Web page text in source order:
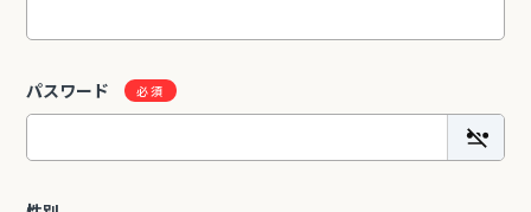
アームソファ
レザーテックス カウチソフ
ァ マウルス2 プライム
¥139,800
ル フルカバーリング 野田産
パスワード